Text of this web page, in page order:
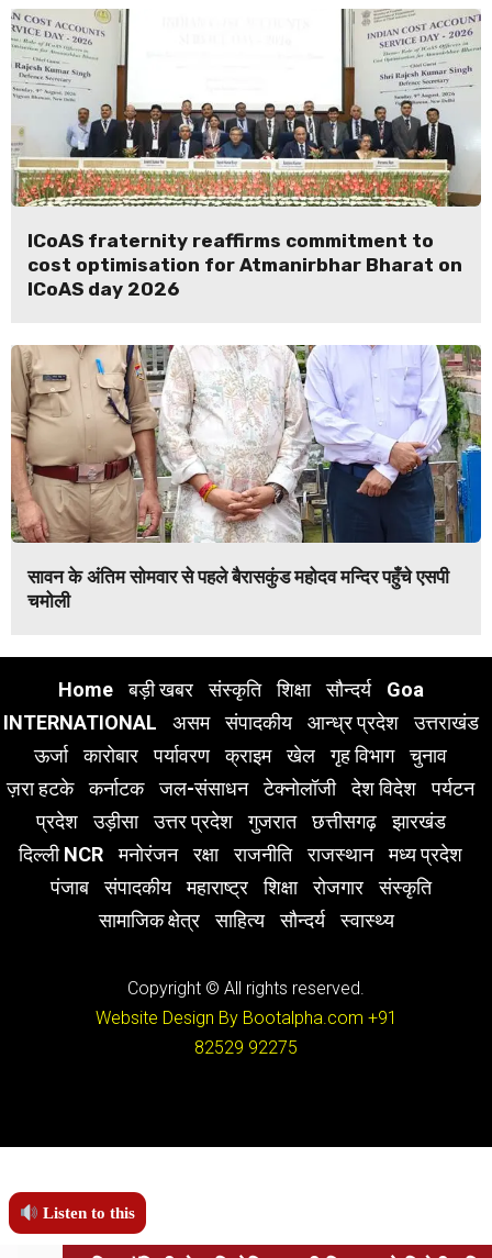
ICoAS fraternity reaffirms commitment to
cost optimisation for Atmanirbhar Bharat on
ICoAS day 2026
सावन के अंतिम सोमवार से पहले बैरासकुंड महोदव मन्दिर पहुँचे एसपी
चमोली
Home बड़ी खबर संस्कृति शिक्षा सौन्दर्य
Goa
INTERNATIONAL
असम संपादकीय आन्ध्र प्रदेश
उत्तराखंड
ऊर्जा
कारोबार पर्यावरण क्राइम खेल गृह विभाग
चुनाव
ज़रा हटके
कर्नाटक जल-संसाधन टेक्नोलॉजी देश विदेश
पर्यटन
प्रदेश
उड़ीसा उत्तर प्रदेश गुजरात छत्तीसगढ़
झारखंड
दिल्ली NCR
मनोरंजन रक्षा राजनीति राजस्थान
मध्य प्रदेश
पंजाब
संपादकीय महाराष्ट्र शिक्षा रोजगार
संस्कृति
सामाजिक क्षेत्र
साहित्य सौन्दर्य स्वास्थ्य
Copyright © All rights reserved.
Website Design By Bootalpha.com +91
82529 92275
Listen to this